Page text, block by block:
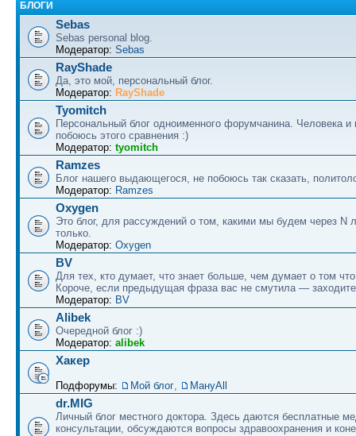
БЛОГИ
Sebas
Sebas personal blog.
Модератор: Sebas
RayShade
Да, это мой, персональный блог.
Модератор: RayShade
Tyomitch
Персональный блог одноименного форумчанина. Человека и
побоюсь этого сравнения :)
Модератор: tyomitch
Ramzes
Блог нашего выдающегося, не побоюсь так сказать,
Модератор: Ramzes
Oxygen
Это блог, для рассуждений о том, какими мы будем через N
только.
Модератор: Oxygen
BV
Для тех, кто думает, что знает больше, чем думает о том что
Короче, если предыдущая фраза вас не смутила —
Модератор: BV
Alibek
Очередной блог :)
Модератор: alibek
Хакер
Подфорумы: Мой блог, МануAll
dr.MIG
Личный блог местного доктора. Здесь даются бесплатные
консультации, обсуждаются вопросы здравоохранения и